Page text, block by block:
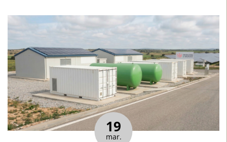
19
mar.